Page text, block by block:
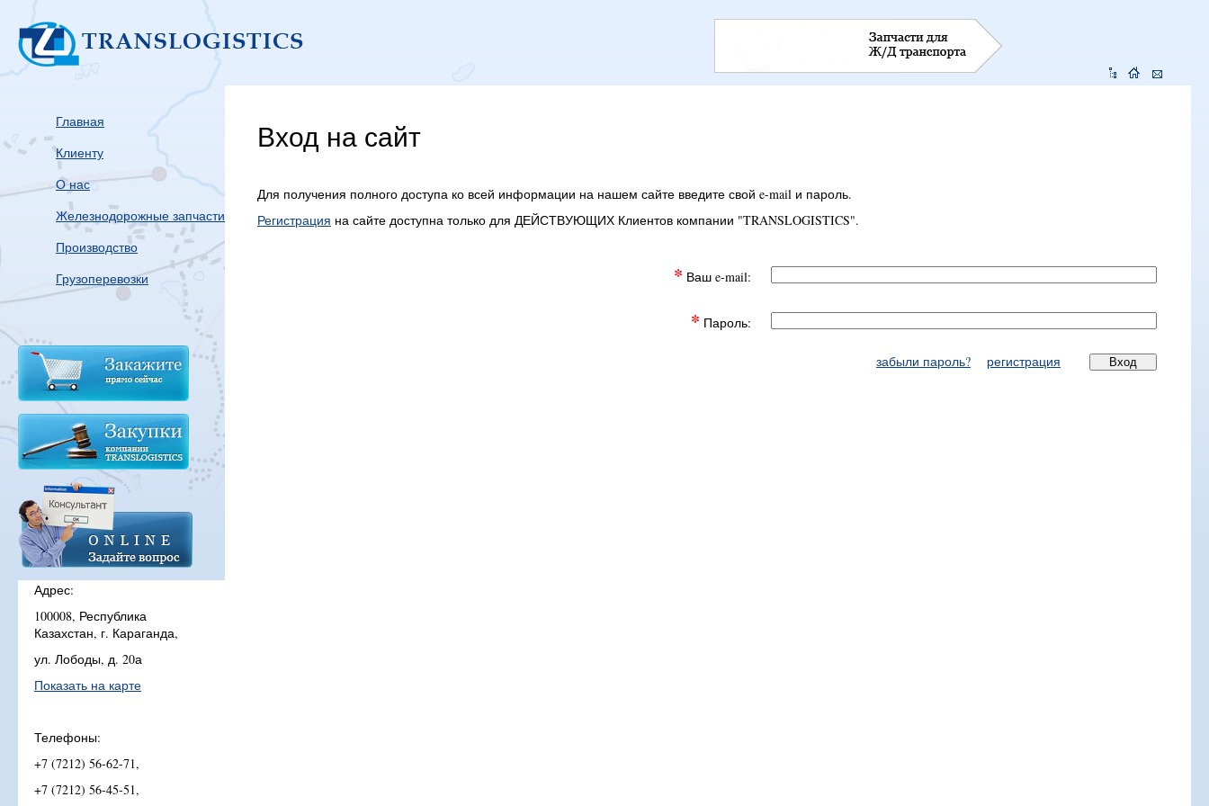
Вход на сайт
Для получения полного доступа ко всей информации на нашем сайте введите свой e-mail и пароль.
Регистрация на сайте доступна только для ДЕЙСТВУЮЩИХ Клиентов компании "TRANSLOGISTICS".
* Ваш e-mail:
* Пароль:
забыли пароль? регистрация
Главная
Клиенту
О нас
Железнодорожные запчасти
Производство
Грузоперевозки
Адрес:
100008, Республика
Казахстан, г. Караганда,
ул. Лободы, д. 20а
Показать на карте
Телефоны:
+7 (7212) 56-62-71,
+7 (7212) 56-45-51,